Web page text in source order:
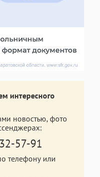
интересного
новостью, фото
57-91
телефону или